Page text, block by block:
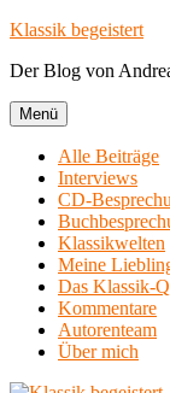
Zum
springen
Klassik begeistert
Der Blog von
Menü
Alle Beiträge
Interviews
CD-
Klassikwelten
Meine
Das Klassik-
Kommentare
Autorenteam
Über mich